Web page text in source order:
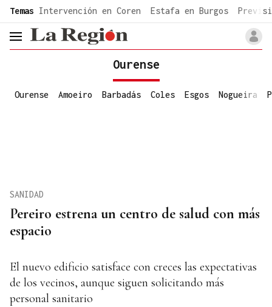
common.go-to-content
Temas Intervención en Coren Estafa en Burgos
header.menu.open
Ourense
Ourense Amoeiro Barbadás Coles Esgos Nogueira
Pereiro estrena un centro de salud con más
espacio
SANIDAD
El nuevo edificio satisface con creces las expectativas
de los vecinos, aunque siguen solicitando más
personal sanitario